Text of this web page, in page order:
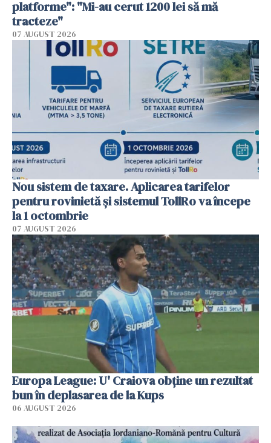
platforme": "Mi-au cerut 1200 lei să mă
tracteze"
07 AUGUST 2026
Nou sistem de taxare. Aplicarea tarifelor
pentru rovinietă şi sistemul TollRo va începe
la 1 octombrie
07 AUGUST 2026
Europa League: U' Craiova obține un rezultat
bun în deplasarea de la Kups
06 AUGUST 2026